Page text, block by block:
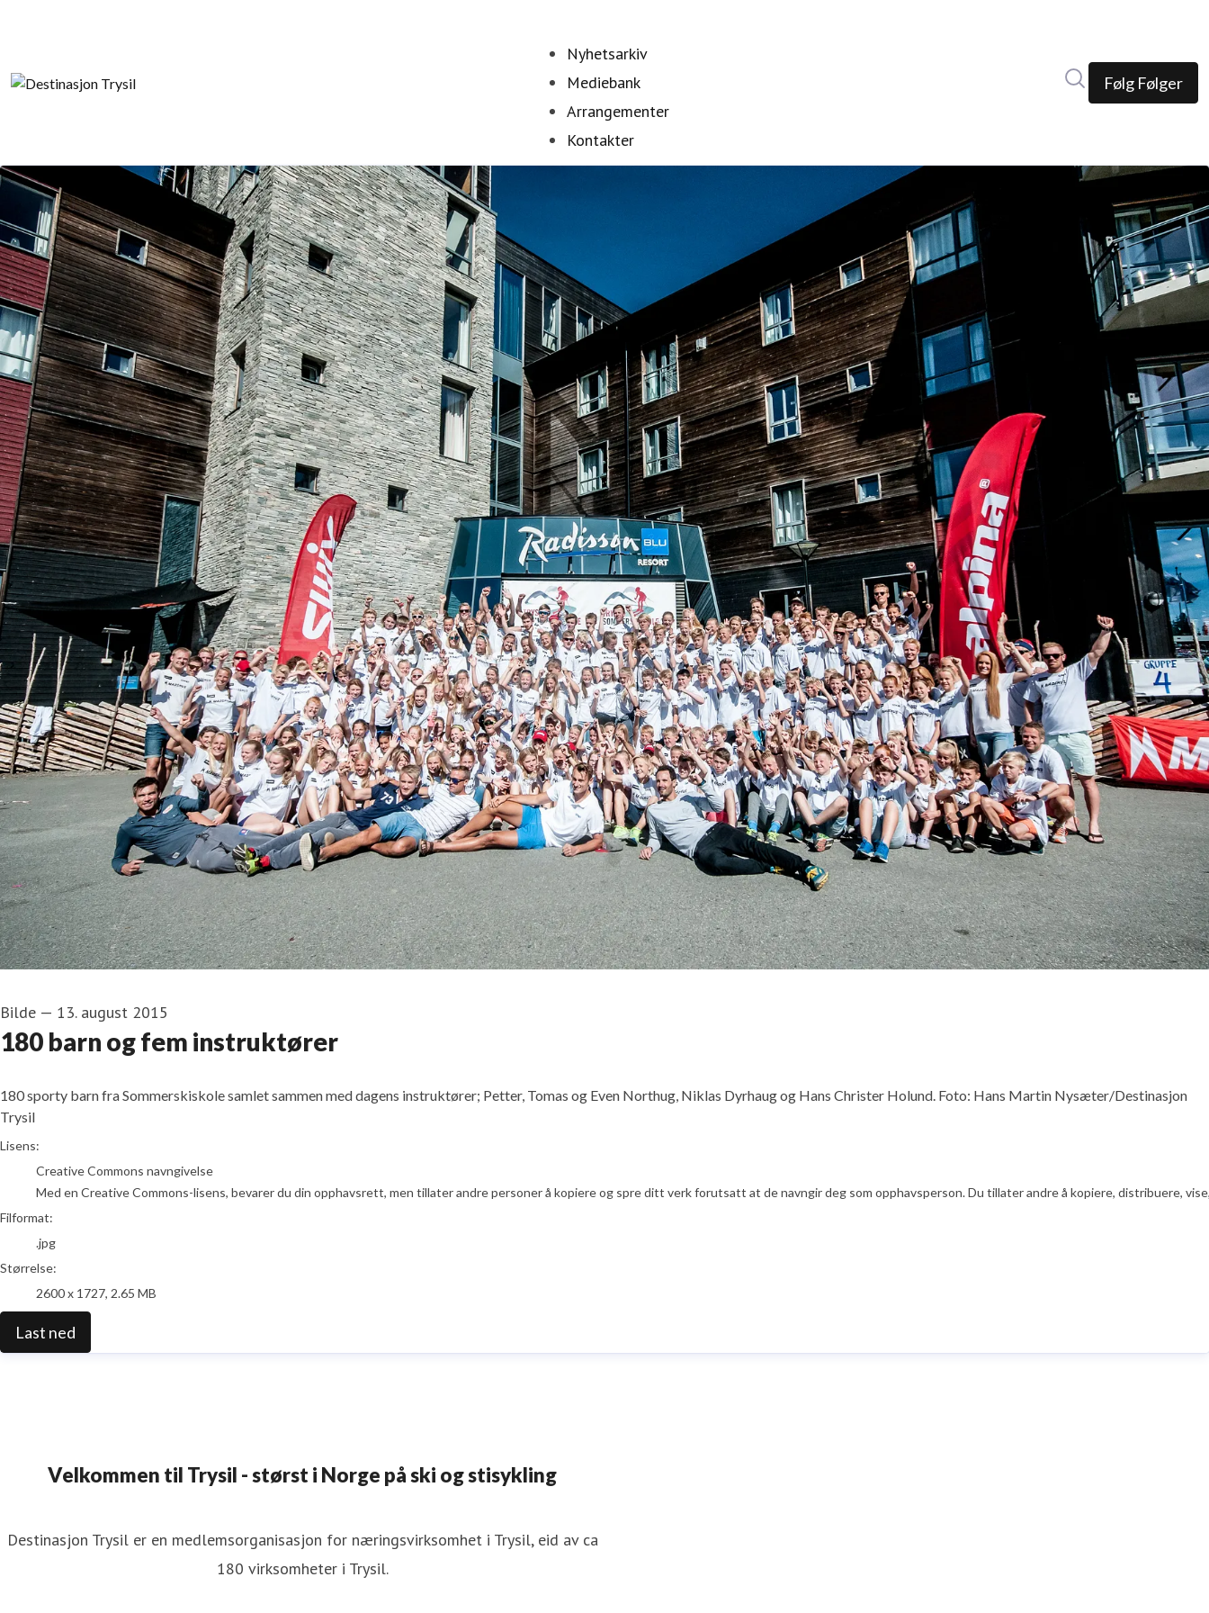
Nyhetsarkiv
Mediebank
Arrangementer
Kontakter
Følg Følger
Bilde — 13. august 2015
180 barn og fem instruktører
180 sporty barn fra Sommerskiskole samlet sammen med dagens instruktører; Petter, Tomas og Even Northug, Niklas Dyrhaug og Hans Christer Holund. Foto: Hans Martin Nysæter/Destinasjon
Trysil
go to media item
Lisens:
Creative Commons navngivelse
Med en Creative Commons-lisens, bevarer du din opphavsrett, men tillater andre personer å kopiere og spre ditt verk forutsatt at de navngir deg som opphavsperson. Du tillater andre å kopiere, distribuere,
Filformat:
.jpg
Størrelse:
2600 x 1727, 2.65 MB
Last ned
Velkommen til Trysil - størst i Norge på ski og stisykling
Destinasjon Trysil er en medlemsorganisasjon for næringsvirksomhet i Trysil, eid av ca
180 virksomheter i Trysil.